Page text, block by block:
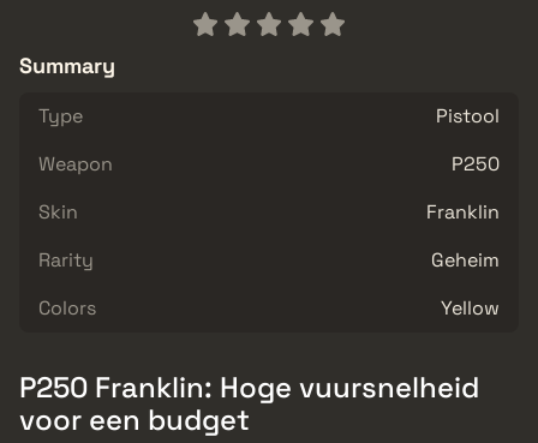
Summary
Type
Pistool
Weapon
P250
Skin
Franklin
Rarity
Geheim
Colors
Yellow
P250 Franklin: Hoge vuursnelheid
voor een budget